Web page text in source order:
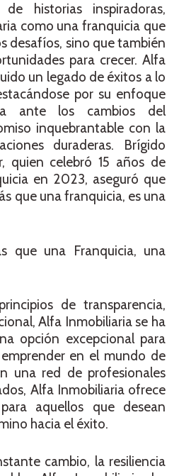
historias inspiradoras,
como una franquicia que
desafíos, sino que también
para crecer. Alfa
un legado de éxitos a lo
por su enfoque
ante los cambios del
inquebrantable con la
duraderas. Brígido
quien celebró 15 años de
en 2023, aseguró que
que una franquicia, es una
que una Franquicia, una
de transparencia,
Alfa Inmobiliaria se ha
opción excepcional para
en el mundo de
una red de profesionales
Alfa Inmobiliaria ofrece
aquellos que desean
hacia el éxito.
cambio, la resiliencia